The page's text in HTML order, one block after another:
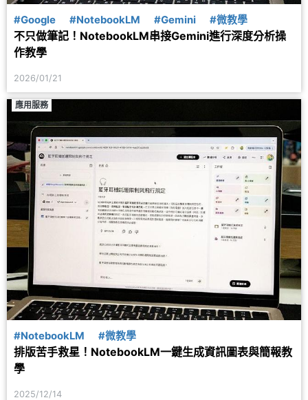
#Google #NotebookLM #Gemini #微教學
不只做筆記！NotebookLM串接Gemini進行深度分析操
作教學
2026/01/21
應用服務
#NotebookLM #微教學
排版苦手救星！NotebookLM一鍵生成資訊圖表與簡報教
學
2025/12/14